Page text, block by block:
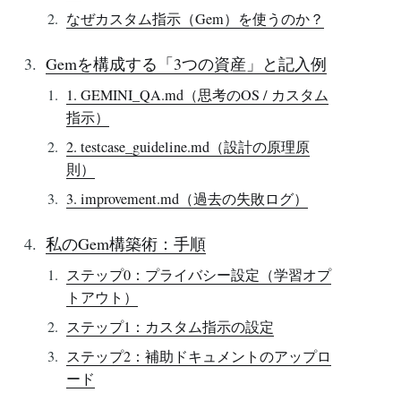
なぜカスタム指示（Gem）を使うのか？
Gemを構成する「3つの資産」と記入例
1. GEMINI_QA.md（思考のOS / カスタム
指示）
2. testcase_guideline.md（設計の原理原
則）
3. improvement.md（過去の失敗ログ）
私のGem構築術：手順
ステップ0：プライバシー設定（学習オプ
トアウト）
ステップ1：カスタム指示の設定
ステップ2：補助ドキュメントのアップロ
ード